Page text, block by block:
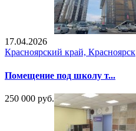
17.04.2026
Красноярский край, Красноярск
Помещение под школу т...
250 000 руб.